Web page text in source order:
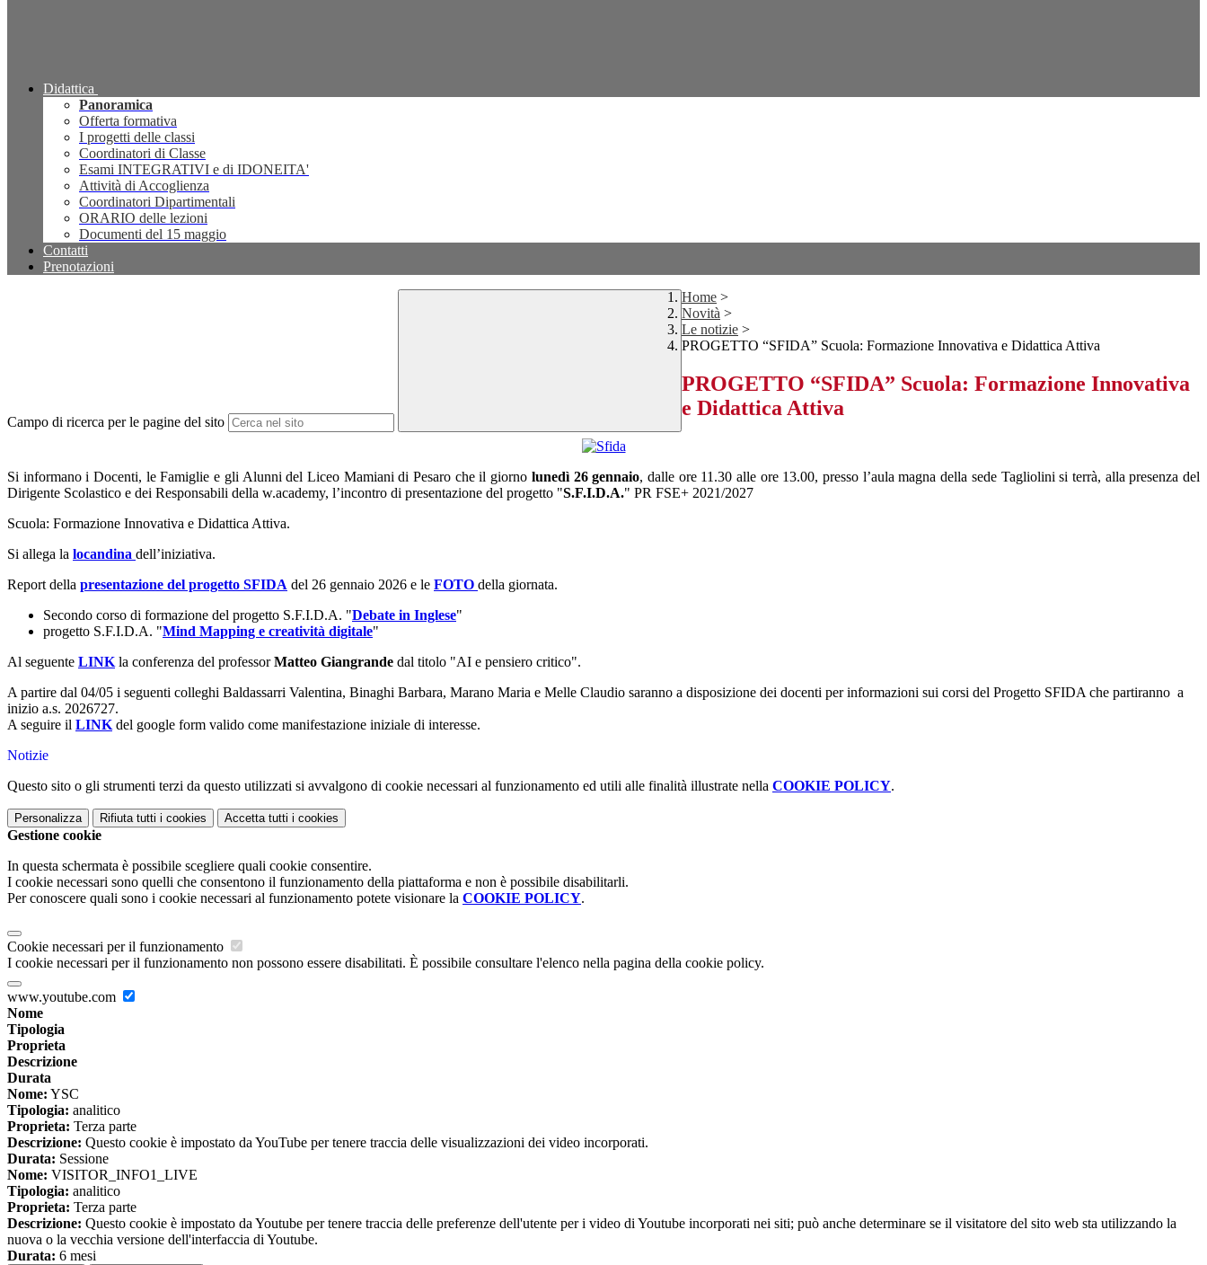
Didattica
Panoramica
Offerta formativa
I progetti delle classi
Coordinatori di Classe
Esami INTEGRATIVI e di IDONEITA'
Attività di Accoglienza
Coordinatori Dipartimentali
ORARIO delle lezioni
Documenti del 15 maggio
Contatti
Prenotazioni
Campo di ricerca per le pagine del sito
Home >
Novità >
Le notizie >
PROGETTO “SFIDA” Scuola: Formazione Innovativa e Didattica Attiva
PROGETTO “SFIDA” Scuola: Formazione Innovativa
e Didattica Attiva
Si informano i Docenti, le Famiglie e gli Alunni del Liceo Mamiani di Pesaro che il giorno lunedì 26 gennaio, dalle ore 11.30 alle ore 13.00, presso l’aula magna della sede Tagliolini si terrà, alla presenza del
Dirigente Scolastico e dei Responsabili della w.academy, l’incontro di presentazione del progetto "S.F.I.D.A." PR FSE+ 2021/2027
Scuola: Formazione Innovativa e Didattica Attiva.
Si allega la locandina dell’iniziativa.
Report della presentazione del progetto SFIDA del 26 gennaio 2026 e le FOTO della giornata.
Secondo corso di formazione del progetto S.F.I.D.A. "Debate in Inglese"
progetto S.F.I.D.A. "Mind Mapping e creatività digitale"
Al seguente LINK la conferenza del professorMatteo Giangrande dal titolo "AI e pensiero critico".
A partire dal 04/05 i seguenti colleghi Baldassarri Valentina, Binaghi Barbara, Marano Maria e Melle Claudio saranno a disposizione dei docenti per informazioni sui corsi del Progetto SFIDA che partiranno a
inizio a.s. 2026727.
A seguire il LINK del google form valido come manifestazione iniziale di interesse.
Notizie
Questo sito o gli strumenti terzi da questo utilizzati si avvalgono di cookie necessari al funzionamento ed utili alle finalità illustrate nella COOKIE POLICY.
Personalizza Rifiuta tutti i cookies Accetta tutti i cookies
Gestione cookie
In questa schermata è possibile scegliere quali cookie consentire.
I cookie necessari sono quelli che consentono il funzionamento della piattaforma e non è possibile disabilitarli.
Per conoscere quali sono i cookie necessari al funzionamento potete visionare la COOKIE POLICY.
Cookie necessari per il funzionamento
I cookie necessari per il funzionamento non possono essere disabilitati. È possibile consultare l'elenco nella pagina della cookie policy.
www.youtube.com
Nome
Tipologia
Proprieta
Descrizione
Durata
Nome: YSC
Tipologia: analitico
Proprieta: Terza parte
Descrizione: Questo cookie è impostato da YouTube per tenere traccia delle visualizzazioni dei video incorporati.
Durata: Sessione
Nome: VISITOR_INFO1_LIVE
Tipologia: analitico
Proprieta: Terza parte
Descrizione: Questo cookie è impostato da Youtube per tenere traccia delle preferenze dell'utente per i video di Youtube incorporati nei siti; può anche determinare se il visitatore del sito web sta utilizzando la
nuova o la vecchia versione dell'interfaccia di Youtube.
Durata: 6 mesi